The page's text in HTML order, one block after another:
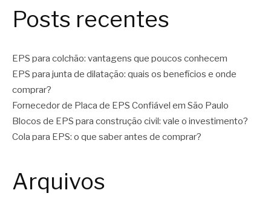
Posts recentes
EPS para colchão: vantagens que poucos conhecem
EPS para junta de dilatação: quais os benefícios e onde
comprar?
Fornecedor de Placa de EPS Confiável em São Paulo
Blocos de EPS para construção civil: vale o investimento?
Cola para EPS: o que saber antes de comprar?
Arquivos